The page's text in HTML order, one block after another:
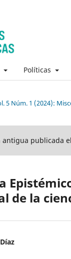
Políticas
5 Núm. 1 (2024):
antigua publicada
de la